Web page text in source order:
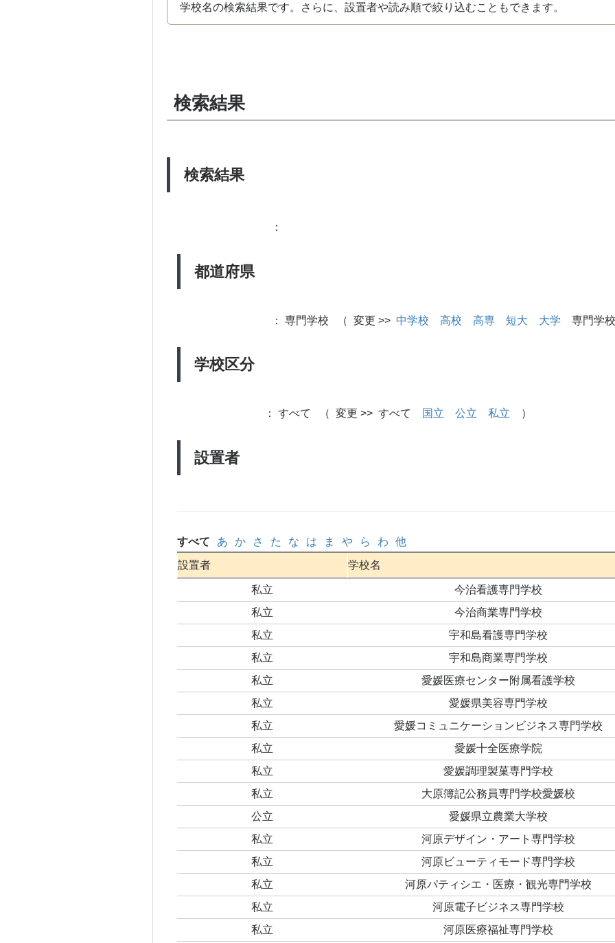
学校名の検索結果です。さらに、設置者や読み順で絞り込むこともできます。
検索結果
検索結果
都道府県
：
学校区分
： 専門学校 （ 変更 >> 中学校 高校 高専 短大 大学 専門学
設置者
： すべて （ 変更 >> すべて 国立 公立 私立 ）
すべて あ か さ た な は ま や ら わ
他
設置者
学校名
私立
今治看護専門学校
私立
今治商業専門学校
私立
宇和島看護専門学校
私立
宇和島商業専門学校
私立
愛媛医療センター附属看護学校
私立
愛媛県美容専門学校
私立
愛媛コミュニケーションビジネス専門学校
私立
愛媛十全医療学院
私立
愛媛調理製菓専門学校
私立
大原簿記公務員専門学校愛媛校
公立
愛媛県立農業大学校
私立
河原デザイン・アート専門学校
私立
河原ビューティモード専門学校
私立
河原パティシエ・医療・観光専門学校
私立
河原電子ビジネス専門学校
私立
河原医療福祉専門学校